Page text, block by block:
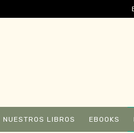
NUESTROS LIBROS EBOOKS